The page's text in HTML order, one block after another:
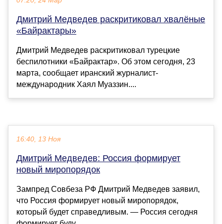
Дмитрий Медведев раскритиковал хвалёные
«Байрактары»
Дмитрий Медведев раскритиковал турецкие
беспилотники «Байрактар». Об этом сегодня, 23
марта, сообщает иранский журналист-
международник Хаял Муаззин....
16:40, 13 Ноя
Дмитрий Медведев: Россия формирует
новый миропорядок
Зампред Совбеза РФ Дмитрий Медведев заявил,
что Россия формирует новый миропорядок,
который будет справедливым. — Россия сегодня